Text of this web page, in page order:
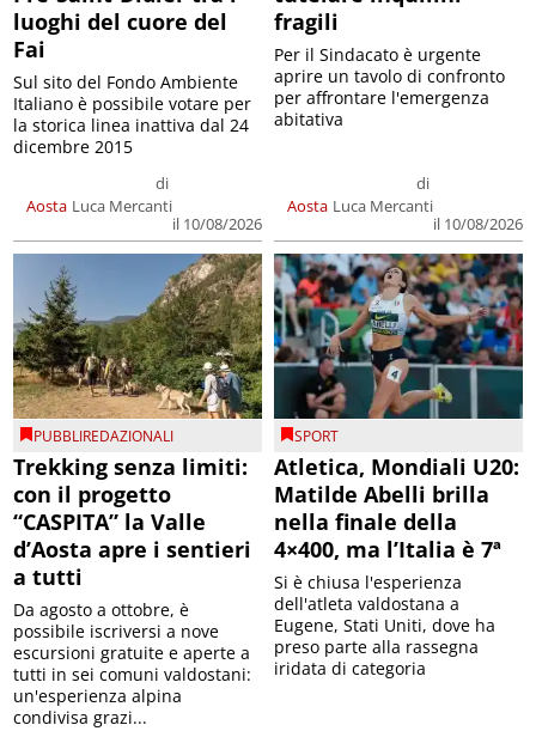
luoghi del cuore del
Fai
Aosta
di
Luca Mercanti
il 10/08/2026
Sul sito del Fondo Ambiente
Italiano è possibile votare per
la storica linea inattiva dal 24
dicembre 2015
fragili
Aosta
di
Luca Mercanti
il 10/08/2026
Per il Sindacato è urgente
aprire un tavolo di confronto
per affrontare l'emergenza
abitativa
PUBBLIREDAZIONALI
Trekking senza limiti:
con il progetto
“CASPITA” la Valle
d’Aosta apre i sentieri
a tutti
Da agosto a ottobre, è
possibile iscriversi a nove
escursioni gratuite e aperte a
tutti in sei comuni valdostani:
un'esperienza alpina
condivisa grazi...
SPORT
Atletica, Mondiali U20:
Matilde Abelli brilla
nella finale della
4×400, ma l’Italia è 7ª
Si è chiusa l'esperienza
dell'atleta valdostana a
Eugene, Stati Uniti, dove ha
preso parte alla rassegna
iridata di categoria